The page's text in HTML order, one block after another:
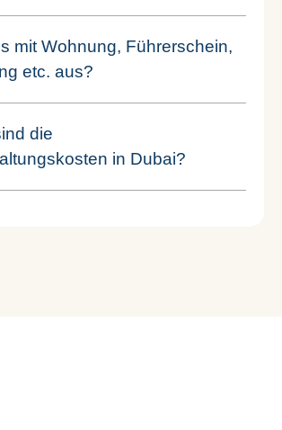
mit Wohnung, Führerschein,
etc. aus?
die
in Dubai?